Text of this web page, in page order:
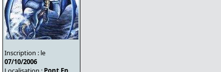
Inscription : le
07/10/2006